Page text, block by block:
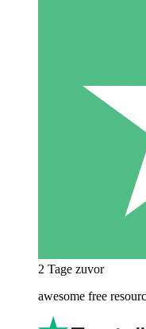
2 Tage zuvor
awesome free